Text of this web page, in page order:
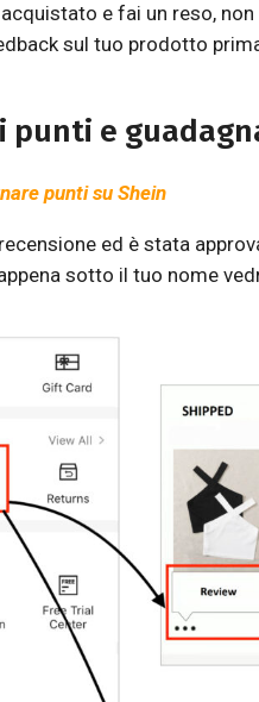
e fai un reso,
sul tuo prodotto
punti e
punti su Shein
ed è stata
sotto il tuo nome